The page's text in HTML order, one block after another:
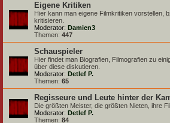
Eigene Kritiken
Hier kann man eigene Filmkritiken vorstellen,
kritisieren.
Moderator: Damien3
Themen: 447
Schauspieler
Hier findet man Biografien, Filmografien zu
über diese diskutieren.
Moderator: Detlef P.
Themen: 65
Regisseure und Leute hinter der
Die größten Meister, die größten Nieten, ihre
Moderator: Detlef P.
Themen: 84